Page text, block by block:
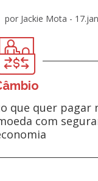
por Jackie Mota -
que quer pagar
com